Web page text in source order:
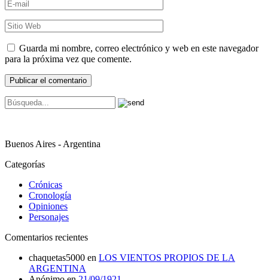
Guarda mi nombre, correo electrónico y web en este navegador
para la próxima vez que comente.
Buenos Aires - Argentina
Categorías
Crónicas
Cronología
Opiniones
Personajes
Comentarios recientes
chaquetas5000 en LOS VIENTOS PROPIOS DE LA
ARGENTINA